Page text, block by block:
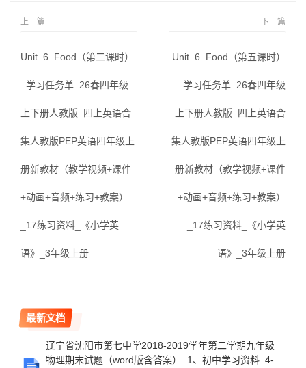
上一篇
Unit_6_Food（第二课时）
_学习任务单_26春四年级
上下册人教版_四上英语合
集人教版PEP英语四年级上
册新教材（教学视频+课件
+动画+音频+练习+教案）
_17练习资料_《小学英
语》_3年级上册
下一篇
Unit_6_Food（第五课时）
_学习任务单_26春四年级
上下册人教版_四上英语合
集人教版PEP英语四年级上
册新教材（教学视频+课件
+动画+音频+练习+教案）
_17练习资料_《小学英
语》_3年级上册
最新文档
辽宁省沈阳市第七中学2018-2019学年第二学期九年级
物理期末试题（word版含答案）_1、初中学习资料_4-